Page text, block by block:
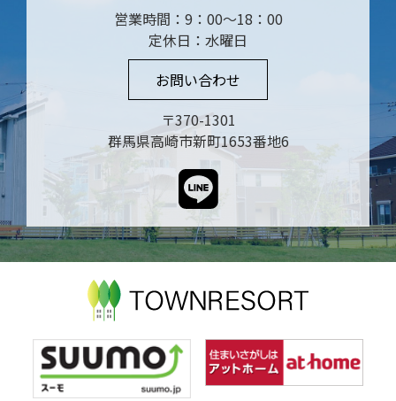
営業時間：9：00～18：00
定休日：水曜日
お問い合わせ
〒370-1301
群馬県高崎市新町1653番地6